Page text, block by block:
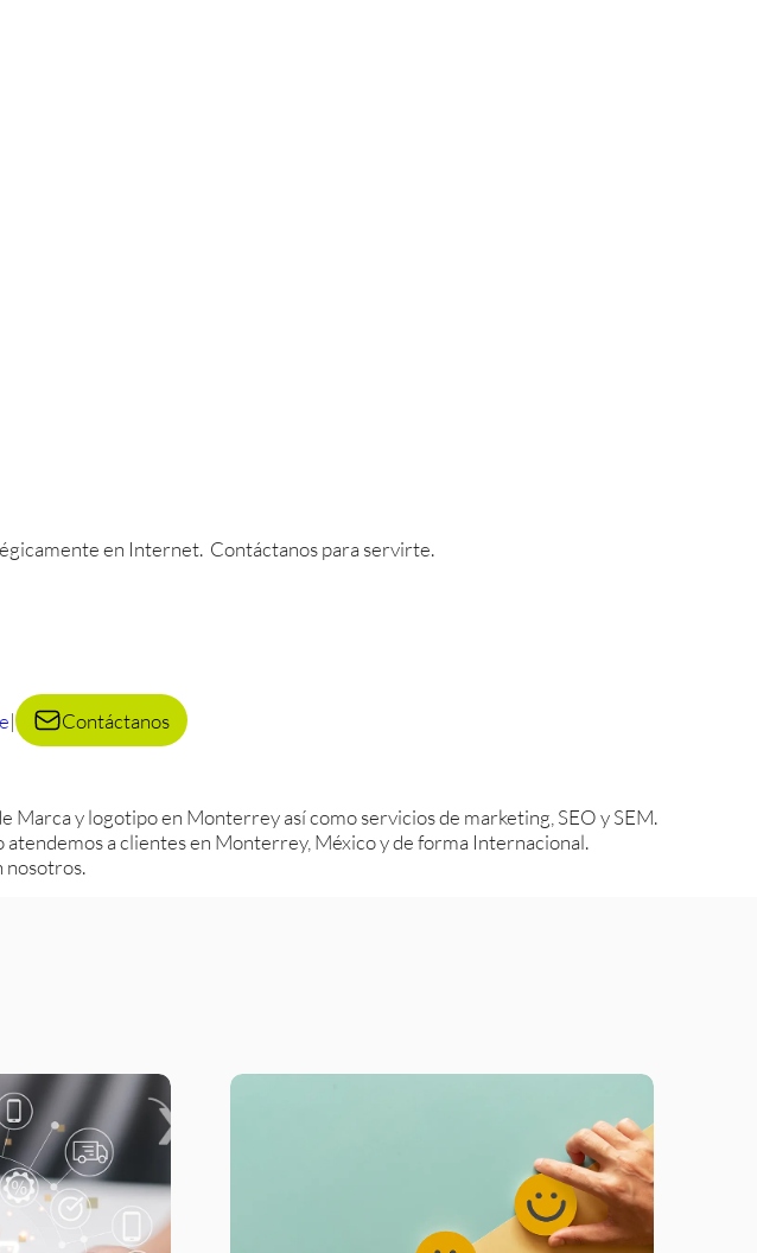
en Internet. Contáctanos para servirte.
| Contáctanos
Marca y logotipo en Monterrey así como servicios de marketing, SEO y SEM.
a clientes en Monterrey, México y de forma Internacional.
nosotros.